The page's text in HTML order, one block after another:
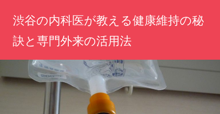
ツ
へ
渋谷の内科医が教える健康維持の秘
訣と専門外来の活用法
体
の